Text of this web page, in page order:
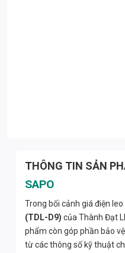
THÔNG TIN SẢN
SAPO
Trong bối cảnh giá điện
(TDL-D9) của Thành Đạt
phẩm còn góp phần bảo
từ các thông số kỹ thuật